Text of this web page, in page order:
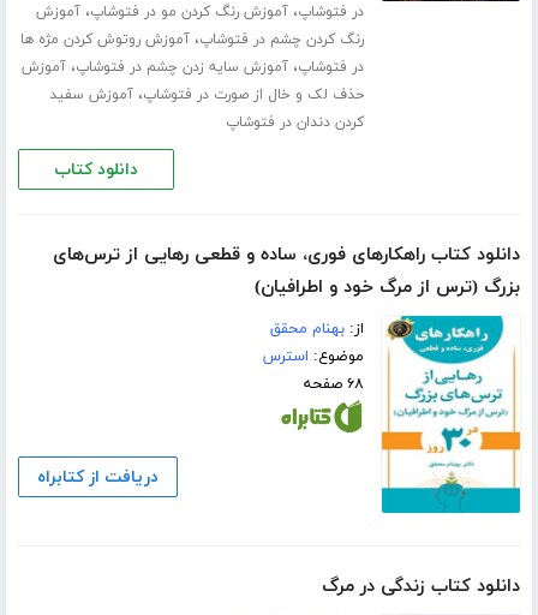
در فتوشاپ،آموزش رنگ کردن مو در فتوشاپ،آموزش
رنگ کردن چشم در فتوشاپ،آموزش روتوش کردن مژه ها
در فتوشاپ،آموزش سایه زدن چشم در فتوشاپ،آموزش
حذف لک و خال از صورت در فتوشاپ،آموزش سفید
کردن دندان در فتوشاپ
دانلود کتاب
دانلود کتاب راهکارهای فوری، ساده و قطعی رهایی از ترس‌های
بزرگ (ترس از مرگ خود و اطرافیان)
از:بهنام محقق
موضوع: استرس
۶۸ صفحه
دریافت از کتابراه
دانلود کتاب زندگی در مرگ